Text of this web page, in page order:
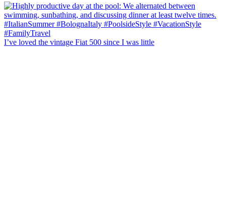
I’ve loved the vintage Fiat 500 since I was little